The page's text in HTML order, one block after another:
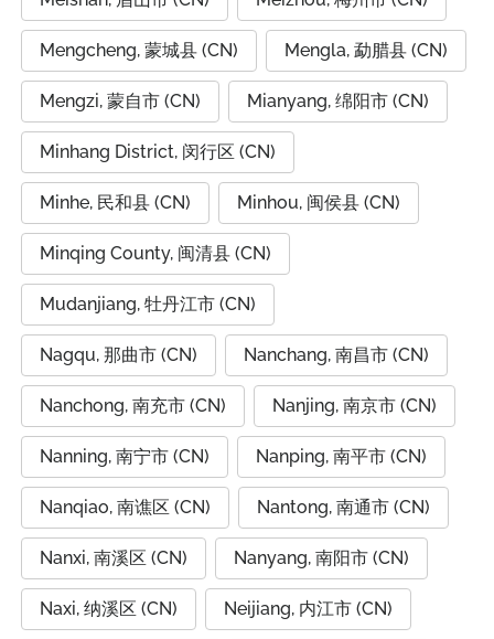
Mengcheng, 蒙城县 (CN) Mengla, 勐腊县 (CN)
Mengzi, 蒙自市 (CN) Mianyang, 绵阳市 (CN)
Minhang District, 闵行区 (CN)
Minhe, 民和县 (CN) Minhou, 闽侯县 (CN)
Minqing County, 闽清县 (CN)
Mudanjiang, 牡丹江市 (CN)
Nagqu, 那曲市 (CN) Nanchang, 南昌市 (CN)
Nanchong, 南充市 (CN) Nanjing, 南京市 (CN)
Nanning, 南宁市 (CN) Nanping, 南平市 (CN)
Nanqiao, 南谯区 (CN) Nantong, 南通市 (CN)
Nanxi, 南溪区 (CN) Nanyang, 南阳市 (CN)
Naxi, 纳溪区 (CN) Neijiang, 内江市 (CN)